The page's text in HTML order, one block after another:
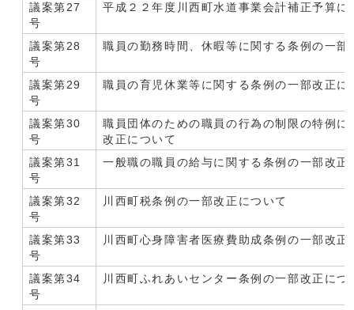
議案第27
号
平成２２年度川西町水道事業会計補正予算に
議案第28
号
職員の勤務時間、休暇等に関する条例の一部
議案第29
号
職員の育児休業等に関する条例の一部改正に
議案第30
号
職員団体のための職員の行為の制限の特例に
改正について
議案第31
号
一般職の職員の給与に関する条例の一部改正
議案第32
号
川西町税条例の一部改正について
議案第33
号
川西町心身障害者医療費助成条例の一部改正
議案第34
号
川西町ふれあいセンター条例の一部改正につ